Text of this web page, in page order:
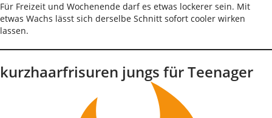
Für Freizeit und Wochenende darf es etwas lockerer sein. Mit
etwas Wachs lässt sich derselbe Schnitt sofort cooler wirken
lassen.
kurzhaarfrisuren jungs für Teenager